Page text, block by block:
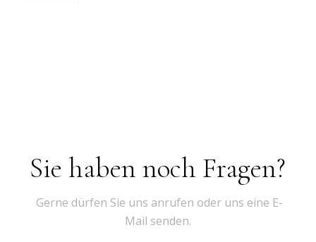
Sie haben noch Fragen?
Gerne dürfen Sie uns anrufen oder uns eine E-
Mail senden.